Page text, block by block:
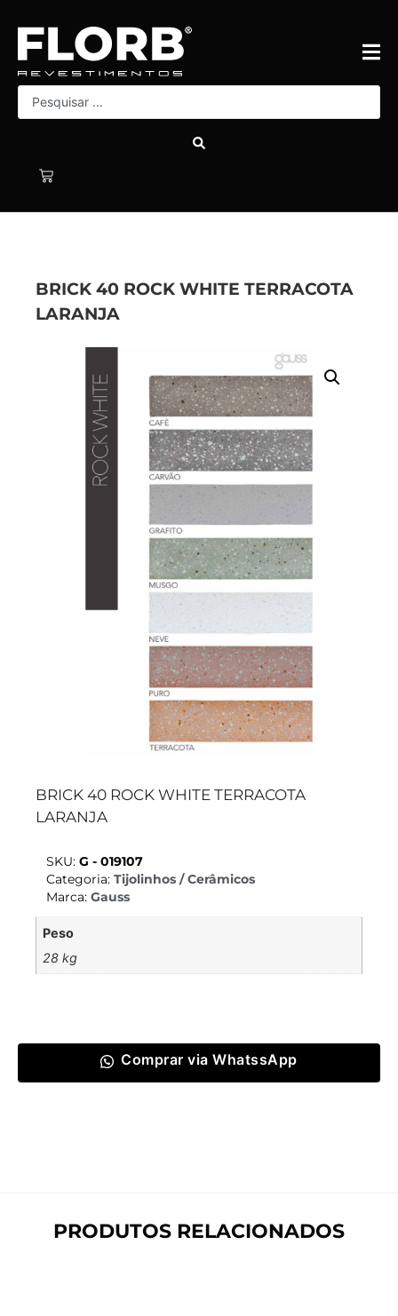
BRICK 40 ROCK WHITE TERRACOTA
LARANJA
BRICK 40 ROCK WHITE TERRACOTA
LARANJA
SKU: G - 019107
Categoria: Tijolinhos / Cerâmicos
Marca: Gauss
Peso
28 kg
Comprar via WhatssApp
PRODUTOS RELACIONADOS